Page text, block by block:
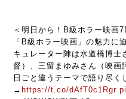
＜明日から！B級ホラー映画
「B級ホラー映画」の魅力に
キュレーター陣は水道橋博士
督）、三留まゆみさん（映画
日ごと違うテーマで語り尽く
→ https://t.co/dAfT0c1Rgr